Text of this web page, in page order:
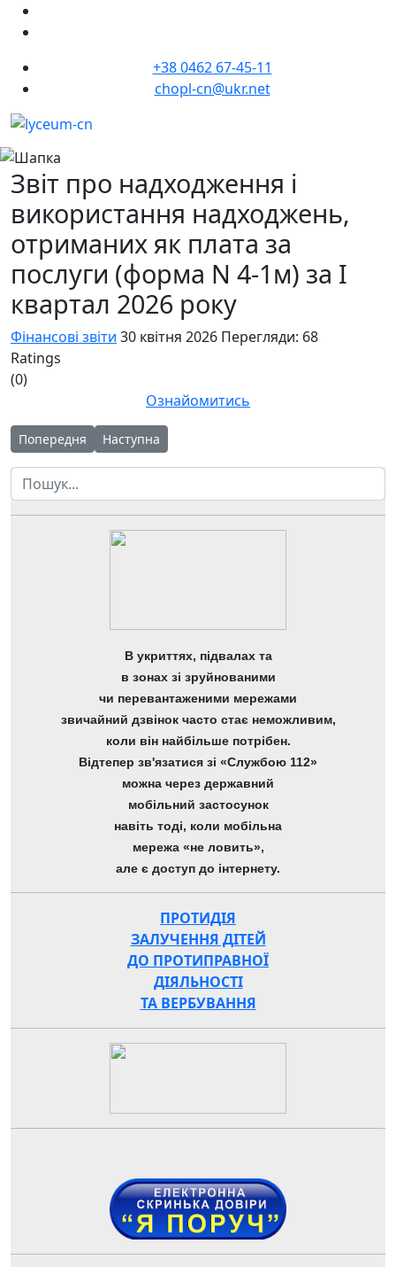
+38 0462 67-45-11
chopl-cn@ukr.net
Звіт про надходження і
використання надходжень,
отриманих як плата за
послуги (форма N 4-1м) за I
квартал 2026 року
Фінансові звіти 30 квітня 2026 Перегляди: 68
Ratings
(0)
Ознайомитись
Попередня стаття: Звіт про надходження і використання
Попередня Наступна стаття: Довідка про надходження
Наступна
Пошук
В укриттях, підвалах та
в зонах зі зруйнованими
чи перевантаженими мережами
звичайний дзвінок часто стає неможливим,
коли він найбільше потрібен.
Відтепер зв'язатися зі «Службою 112»
можна через державний
мобільний застосунок
навіть тоді, коли мобільна
мережа «не ловить»,
але є доступ до інтернету.
ПРОТИДІЯ
ЗАЛУЧЕННЯ ДІТЕЙ
ДО ПРОТИПРАВНОЇ
ДІЯЛЬНОСТІ
ТА ВЕРБУВАННЯ